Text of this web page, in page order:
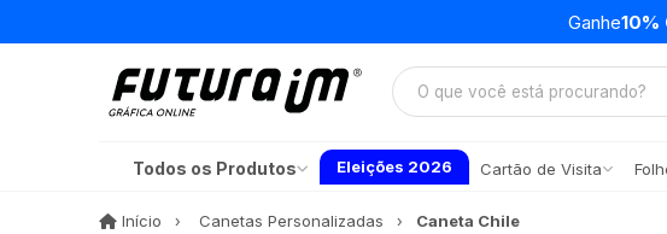
Ganhe10%
Todos os Produtos Eleições 2026 Cartão de Visita
Início InícioCanetas Personalizadas Caneta Chile